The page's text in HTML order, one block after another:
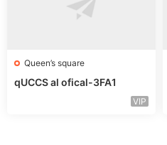
Queen’s square
qUCCS al ofical-3FA1
VIP